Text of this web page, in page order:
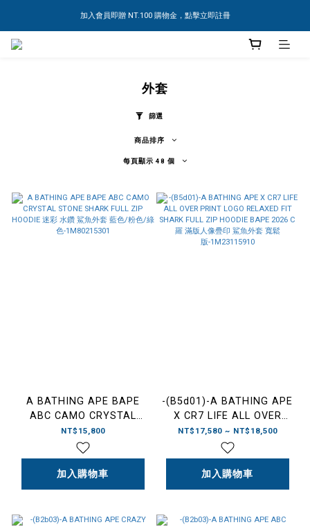
加入會員即贈 NT.100 購物金，點擊立即註冊
外套
篩選
商品排序
每頁顯示 48 個
A BATHING APE BAPE
ABC CAMO CRYSTAL
STONE SHARK FULL ZIP
HOODIE 迷彩 水鑽 鯊魚外
套 藍色/粉色/綠
色-1M80215301
NT$15,800
加入購物車
-(B5d01)-A BATHING APE
X CR7 LIFE ALL OVER
PRINT LOGO RELAXED
FIT SHARK FULL ZIP
HOODIE BAPE 2026 C羅
滿版人像疊印 鯊魚外套 寬鬆
版-1M23115910
NT$17,580 ~ NT$18,500
加入購物車